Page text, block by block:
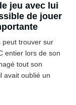
jeu avec lui
de jouer
peut trouver sur
entier lors de son
tout son
avait oublié un